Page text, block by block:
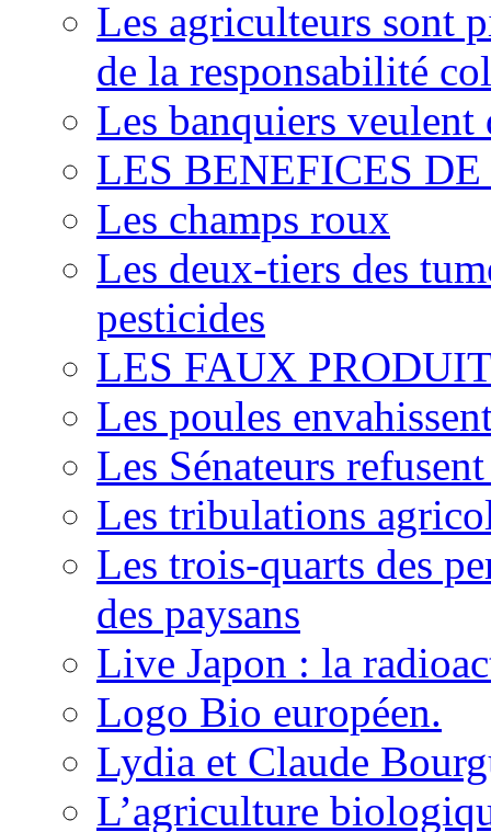
Les agriculteurs sont
de la responsabilité
Les banquiers
LES BENEFICES DE
Les champs roux
Les deux-tiers des
pesticides
LES FAUX
Les poules
Les Sénateurs
Les tribulations
Les trois-quarts des
des paysans
Live Japon : la
Logo Bio européen.
Lydia et Claude
L’agriculture